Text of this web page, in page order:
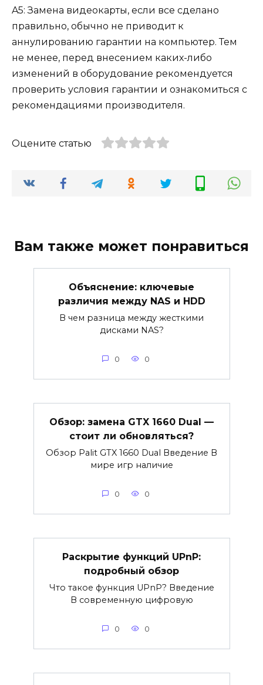
A5: Замена видеокарты, если все сделано
правильно, обычно не приводит к
аннулированию гарантии на компьютер. Тем
не менее, перед внесением каких-либо
изменений в оборудование рекомендуется
проверить условия гарантии и ознакомиться с
рекомендациями производителя.
Оцените статью
Вам также может понравиться
Объяснение: ключевые
различия между NAS и HDD
В чем разница между жесткими
дисками NAS?
0 0
Обзор: замена GTX 1660 Dual —
стоит ли обновляться?
Обзор Palit GTX 1660 Dual Введение В
мире игр наличие
0 0
Раскрытие функций UPnP:
подробный обзор
Что такое функция UPnP? Введение
В современную цифровую
0 0